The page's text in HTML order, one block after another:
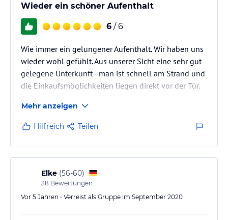
Wieder ein schöner Aufenthalt
6 / 6
Wie immer ein gelungener Aufenthalt. Wir haben uns
wieder wohl gefühlt. Aus unserer Sicht eine sehr gut
gelegene Unterkunft - man ist schnell am Strand und
die Einkaufsmöglichkeiten liegen direkt vor der Tür.
organisiert.
Mehr anzeigen
Hilfreich Teilen
Elke (56-60)
38 Bewertungen
Vor 5 Jahren • Verreist als Gruppe im September 2020